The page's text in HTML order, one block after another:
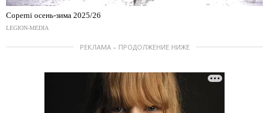
Coperni осень-зима 2025/26
LEGION-MEDIA
РЕКЛАМА – ПРОДОЛЖЕНИЕ НИЖЕ